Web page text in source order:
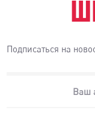
Подписаться на